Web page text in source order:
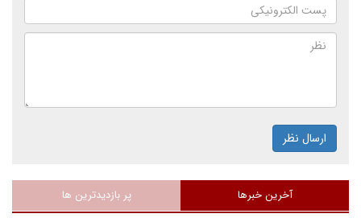
ارسال نظر
آخرین خبرها پر بازدیدترین ها